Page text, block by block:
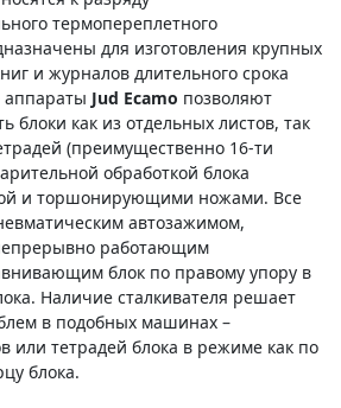
термопереплетного
для изготовления крупных
и журналов длительного срока
аппараты Jud Ecamo позволяют
блоки как из отдельных листов, так
(преимущественно 16-ти
обработкой блока
и торшонирующими ножами. Все
автозажимом,
работающим
блок по правому упору в
Наличие сталкивателя решает
в подобных машинах –
или тетрадей блока в режиме как по
блока.